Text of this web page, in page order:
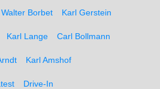
Walter Borbet Karl Gerstein
Karl Lange Carl Bollmann
Karl Amshof
Drive-In